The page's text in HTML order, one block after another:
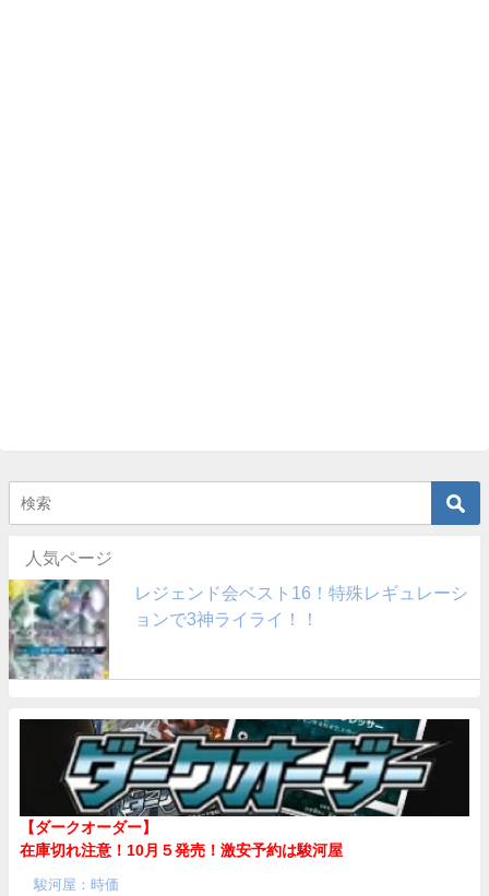
人気ページ
レジェンド会ベスト16！特殊レギュレーシ
ョンで3神ライライ！！
【ダークオーダー】
在庫切れ注意！10月５発売！ 激安予約は駿河屋
駿河屋：時価